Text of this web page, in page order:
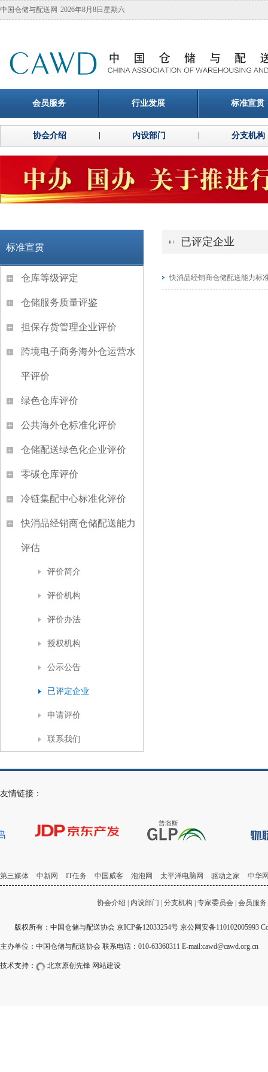
中国仓储与配送网 2026年8月8日星期六
会员服务 行业发展 标准宣贯
协会介绍 内设部门 分支机构
标准宣贯
仓库等级评定
仓储服务质量评鉴
担保存货管理企业评价
跨境电子商务海外仓运营水
平评价
绿色仓库评价
公共海外仓标准化评价
仓储配送绿色化企业评价
零碳仓库评价
冷链集配中心标准化评价
快消品经销商仓储配送能力
评估
评价简介
评价机构
评价办法
授权机构
公示公告
已评定企业
申请评价
联系我们
已评定企业
快消品经销商仓储配送能力标
友情链接：
第三媒体 中新网 IT任务 中国威客 泡泡网 太平洋电脑网 驱动之家 中华
协会介绍 内设部门 分支机构 专家委员会 会员服务
版权所有：中国仓储与配送协会 京ICP备12033254号 京公网安备110102005993
主办单位：中国仓储与配送协会 联系电话：010-63360311 E-mail:cawd@cawd.org.cn
技术支持： 北京原创先锋 网站建设